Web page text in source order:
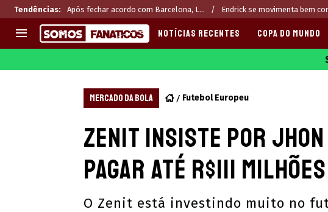
Tendências: Após fechar acordo com Barcelona, L... Endrick se movimenta bem
CHAMPIONS LEAGUE
PREMIER LEAGUE
LIGA PORTUGUESA
Melhores sites de apostas 2025
Últimas
CASAS DE APOSTAS
CÓDIGOS e OFERTAS
APPS
NOTÍCIAS RECENTES COPA DO MUNDO
MERCADO DA BOLA Futebol Europeu
Zenit insiste por Jhon
pagar até R$111 milhões
O Zenit está investindo muito no